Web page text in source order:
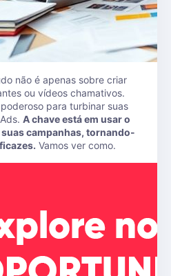
não é apenas sobre criar
ou vídeos chamativos.
para turbinar suas
A chave está em usar o
campanhas, tornando-
Vamos ver como.